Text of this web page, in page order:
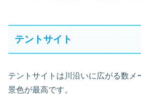
テントサイト
テントサイトは川沿いに広がる数メ
景色が最高です。